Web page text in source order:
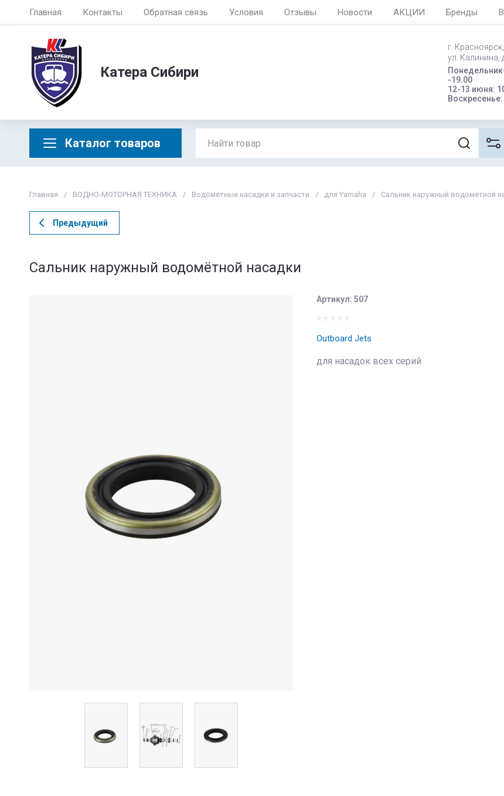
Главная Контакты Обратная связь Условия Отзывы Новости АКЦИИ Бренды
Катера Сибири
г.
ул. Калинина,
-19.00
12-13 июня:
Каталог товаров
Главная / ВОДНО-МОТОРНАЯ ТЕХНИКА / Водомётные насадки и запчасти / для Yamaha / Сальник наружный водомётной
Предыдущий
Сальник наружный водомётной насадки
Артикул: 507
Outboard Jets
для насадок всех серий